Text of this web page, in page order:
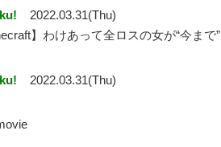
2022.03.31(Thu)
】わけあって全ロスの女が“今ま
2022.03.31(Thu)